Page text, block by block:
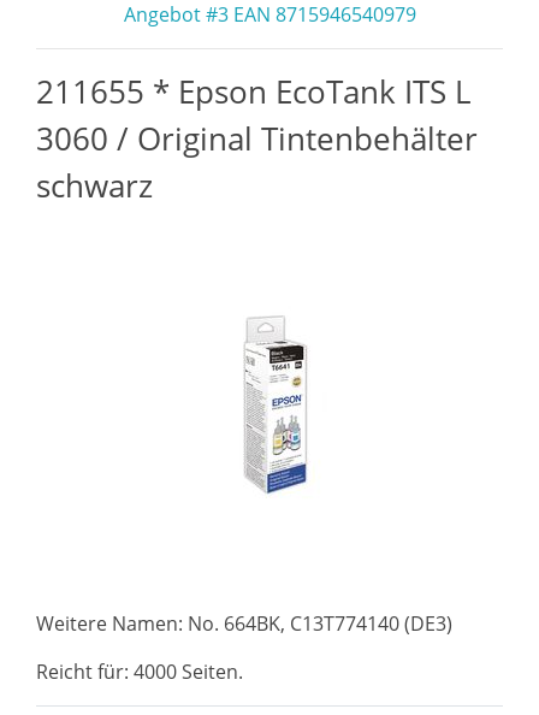
Angebot #3 EAN 8715946540979
211655 * Epson EcoTank ITS L
3060 / Original Tintenbehälter
schwarz
Weitere Namen: No. 664BK, C13T774140 (DE3)
Reicht für: 4000 Seiten.